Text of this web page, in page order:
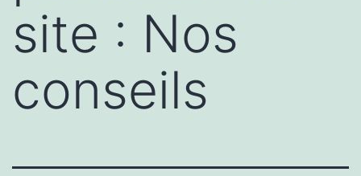
site : Nos
conseils